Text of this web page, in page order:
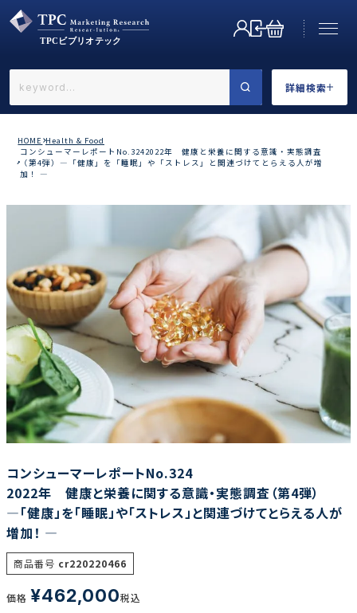
詳細検索
←戻る
カテゴリで選ぶ
調査の種類で選ぶ
HOME Health & Food
コンシューマーレポートNo.3242022年 健康と栄養に関する意識・実態調査
（第4弾）―「健康」を「睡眠」や「ストレス」と関連づけてとらえる人が増
加！ ―
コンシューマーレポートNo.324
2022年 健康と栄養に関する意識・実態調査（第4弾）
―「健康」を「睡眠」や「ストレス」と関連づけてとらえる人が
増加！ ―
商品番号 cr220220466
価格 ¥462,000税込